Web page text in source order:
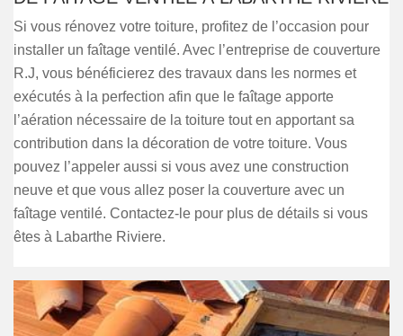
Si vous rénovez votre toiture, profitez de l’occasion pour
installer un faîtage ventilé. Avec l’entreprise de couverture
R.J, vous bénéficierez des travaux dans les normes et
exécutés à la perfection afin que le faîtage apporte
l’aération nécessaire de la toiture tout en apportant sa
contribution dans la décoration de votre toiture. Vous
pouvez l’appeler aussi si vous avez une construction
neuve et que vous allez poser la couverture avec un
faîtage ventilé. Contactez-le pour plus de détails si vous
êtes à Labarthe Riviere.